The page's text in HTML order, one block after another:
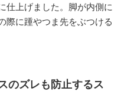
仕上げました。脚が内側に
際に踵やつま先をぶつける
のズレも防止するス